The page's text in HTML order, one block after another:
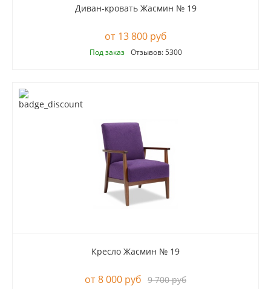
Диван-кровать Жасмин № 19
13 800 руб
Под заказ Отзывов: 5300
Кресло Жасмин № 19
8 000 руб 9 700 руб